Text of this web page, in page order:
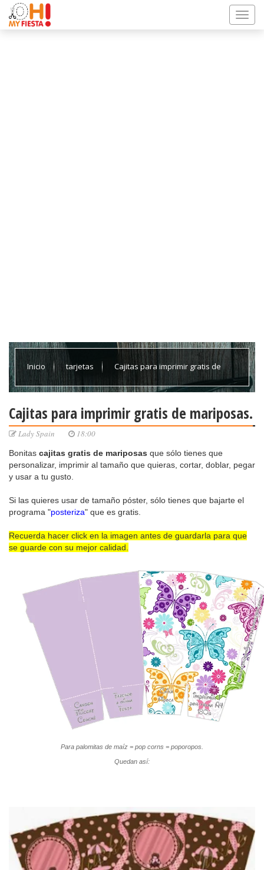
Inicio tarjetas Cajitas para imprimir gratis de
Cajitas para imprimir gratis de mariposas.
Lady Spain 18:00
Bonitas cajitas gratis de mariposas que sólo tienes que
personalizar, imprimir al tamaño que quieras, cortar, doblar, pegar
y usar a tu gusto.
Si las quieres usar de tamaño póster, sólo tienes que bajarte el
programa "posteriza" que es gratis.
Recuerda hacer click en la imagen antes de guardarla para que
se guarde con su mejor calidad.
Para palomitas de maíz = pop corns = poporopos.
Quedan así: